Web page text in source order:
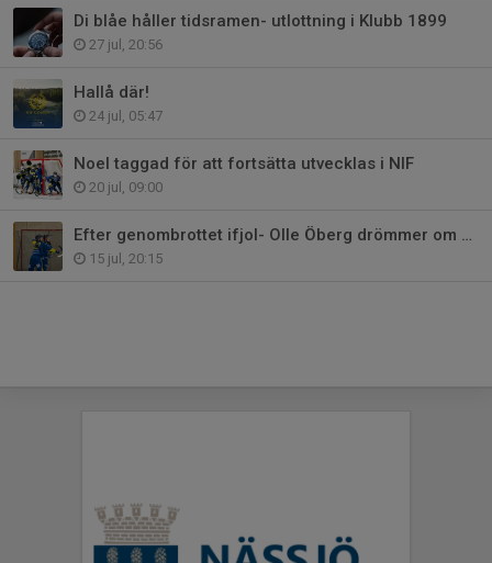
Di blåe håller tidsramen- utlottning i Klubb 1899
27 jul, 20:56
Hallå där!
24 jul, 05:47
Noel taggad för att fortsätta utvecklas i NIF
20 jul, 09:00
Efter genombrottet ifjol- Olle Öberg drömmer om kommande säsong
15 jul, 20:15